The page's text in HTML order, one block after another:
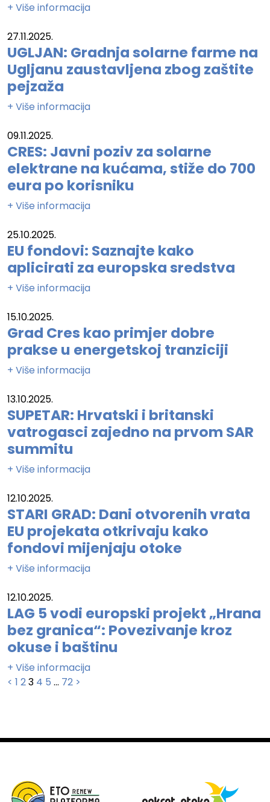
+ Više informacija
27.11.2025.
UGLJAN: Gradnja solarne farme na
Ugljanu zaustavljena zbog zaštite
pejzaža
+ Više informacija
09.11.2025.
CRES: Javni poziv za solarne
elektrane na kućama, stiže do 700
eura po korisniku
+ Više informacija
25.10.2025.
EU fondovi: Saznajte kako
aplicirati za europska sredstva
+ Više informacija
15.10.2025.
Grad Cres kao primjer dobre
prakse u energetskoj tranziciji
+ Više informacija
13.10.2025.
SUPETAR: Hrvatski i britanski
vatrogasci zajedno na prvom SAR
summitu
+ Više informacija
12.10.2025.
STARI GRAD: Dani otvorenih vrata
EU projekata otkrivaju kako
fondovi mijenjaju otoke
+ Više informacija
12.10.2025.
LAG 5 vodi europski projekt „Hrana
bez granica“: Povezivanje kroz
okuse i baštinu
+ Više informacija
Brojevi
< 1 23 4 5 … 72 >